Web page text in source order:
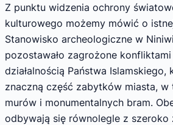
Z punktu widzenia ochrony
kulturowego możemy mówić o
Stanowisko archeologiczne w
pozostawało zagrożone
działalnością Państwa Islamskiego,
znaczną część zabytków miasta,
murów i monumentalnych bram.
odbywają się równolegle z szeroko